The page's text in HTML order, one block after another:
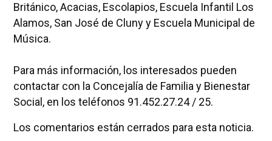
Británico, Acacias, Escolapios, Escuela Infantil Los
Alamos, San José de Cluny y Escuela Municipal de
Música.
Para más información, los interesados pueden
contactar con la Concejalía de Familia y Bienestar
Social, en los teléfonos 91.452.27.24 / 25.
Los comentarios están cerrados para esta noticia.